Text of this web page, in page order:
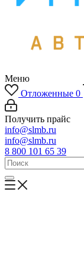
Меню
Отложенные 0
Получить прайс
info@slmb.ru
info@slmb.ru
8 800 101 65 39